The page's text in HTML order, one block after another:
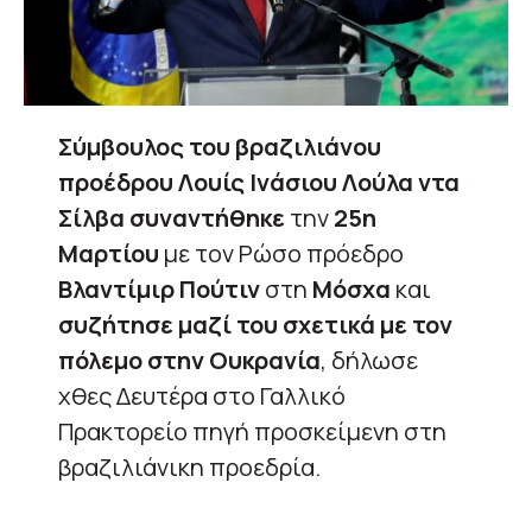
Σύμβουλος του βραζιλιάνου
προέδρου Λουίς Ινάσιου Λούλα ντα
Σίλβα συναντήθηκετην25η
Μαρτίου με τον Ρώσο πρόεδρο
Βλαντίμιρ Πούτινστη Μόσχα και
συζήτησε μαζί του σχετικά με τον
πόλεμο στην Ουκρανία, δήλωσε
χθες Δευτέρα στο Γαλλικό
Πρακτορείο πηγή προσκείμενη στη
βραζιλιάνικη προεδρία.